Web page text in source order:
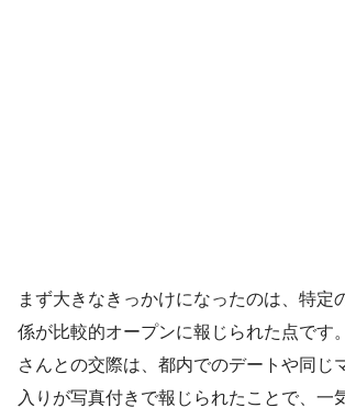
まず大きなきっかけになったのは、特定
係が比較的オープンに報じられた点です
さんとの交際は、都内でのデートや同じ
入りが写真付きで報じられたことで、一